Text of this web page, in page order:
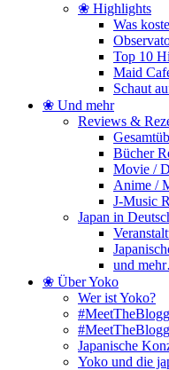
❀ Highlights
Was
Top 10
Maid
Schaut
❀ Und mehr
Reviews &
Bücher
Movie /
Anime /
J-Music
Japan in
und
❀ Über Yoko
Wer ist Yoko?
Japanische
Yoko und die